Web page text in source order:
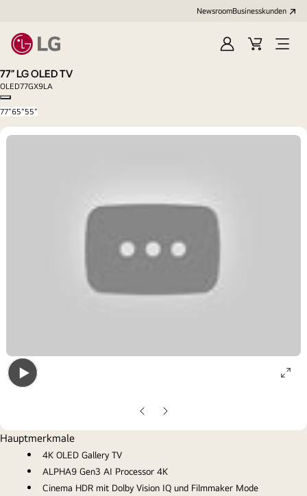
NewsroomBusinesskunden
AnmeldenWarenkorb
Menü
77” LG OLED TV
OLED77GX9LA
Copy model name
77"65"55"
popup
Vorherige
Folie
Nächste
Folie
Hauptmerkmale
4K OLED Gallery TV
ALPHA9 Gen3 AI Processor 4K
Cinema HDR mit Dolby Vision IQ und Filmmaker Mode